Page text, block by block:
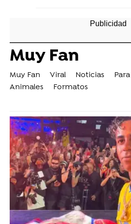
Muy Fan
Muy Fan Viral Noticias
Animales
Formatos